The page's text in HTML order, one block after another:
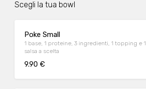
Scegli la tua bowl
Poke Small
1 base, 1 proteine, 3 ingredienti, 1 topping e 1
salsa a scelta
9.90 €